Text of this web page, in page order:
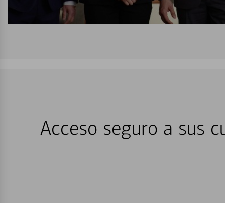
Acceso seguro a sus